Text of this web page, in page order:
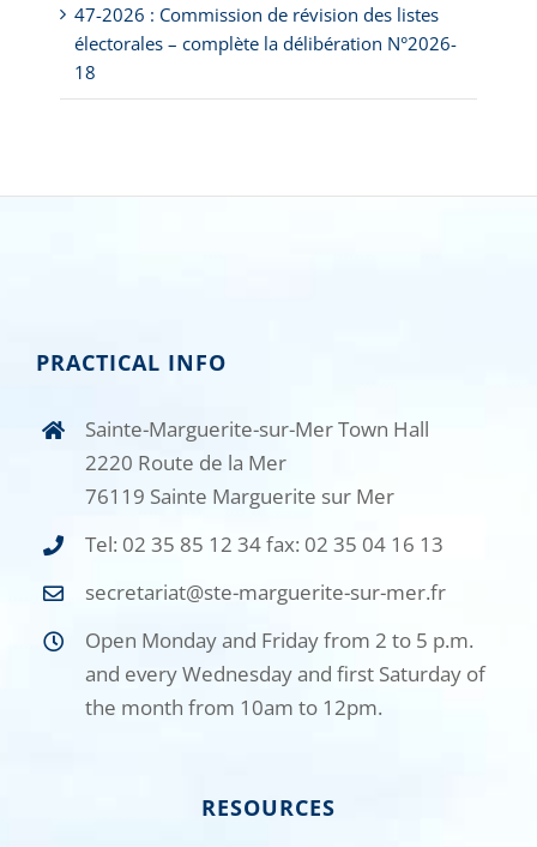
47-2026 : Commission de révision des listes
électorales – complète la délibération N°2026-
18
PRACTICAL INFO
Sainte-Marguerite-sur-Mer Town Hall
2220 Route de la Mer
76119 Sainte Marguerite sur Mer
Tel: 02 35 85 12 34 fax: 02 35 04 16 13
secretariat@ste-marguerite-sur-mer.fr
Open Monday and Friday from 2 to 5 p.m.
and every Wednesday and first Saturday of
the month from 10am to 12pm.
RESOURCES